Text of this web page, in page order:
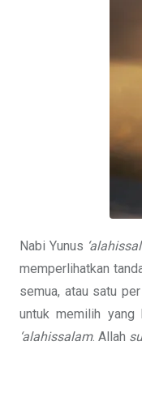
Nabi Yunus
memperlihatkan
semua, atau satu
untuk memilih yang
‘alahissalam. Allah